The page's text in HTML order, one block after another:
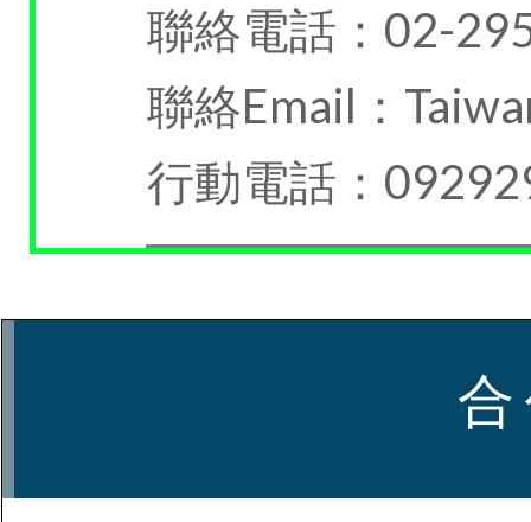
聯絡電話：02-
聯絡Email：
行動電話：
合